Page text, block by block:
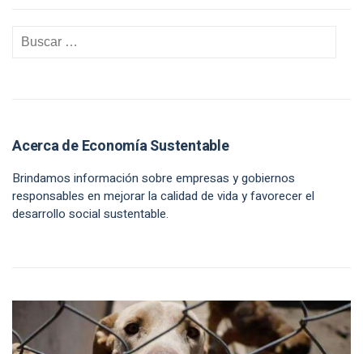
Acerca de Economía Sustentable
Brindamos información sobre empresas y gobiernos
responsables en mejorar la calidad de vida y favorecer el
desarrollo social sustentable.